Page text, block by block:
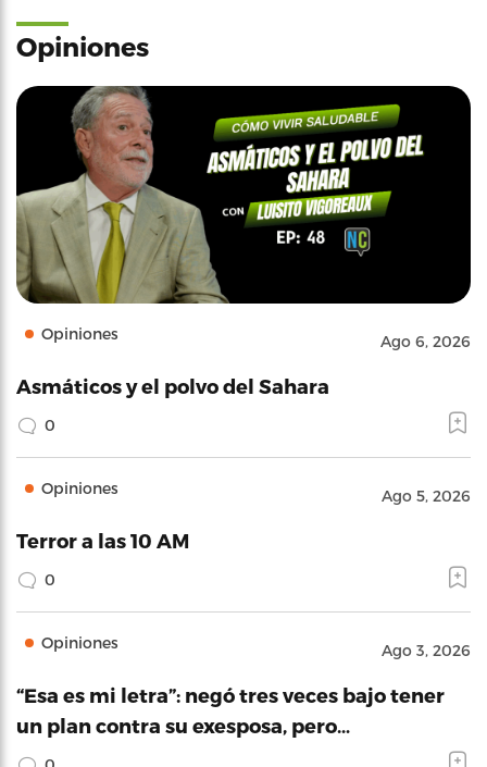
Opiniones
Opiniones Ago 6, 2026
Asmáticos y el polvo del Sahara
0
Opiniones Ago 5, 2026
Terror a las 10 AM
0
Opiniones Ago 3, 2026
“Esa es mi letra”: negó tres veces bajo tener
un plan contra su exesposa, pero…